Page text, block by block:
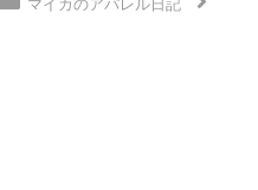
マイカのアパレル日記